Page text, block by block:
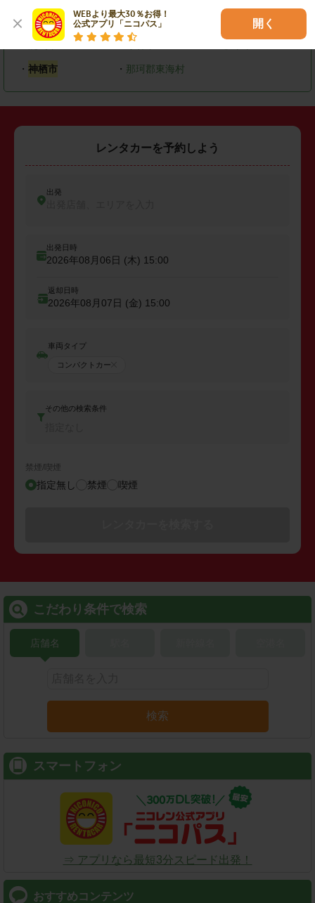
WEBより最大30％お得！
公式アプリ「ニコパス」
開く
・ 笠間市 ・取手市 つくば市
・ 守谷市
・ 神栖市 ・ 那珂郡東海村
レンタカーを予約しよう
出発
出発日時
2026年08月06日 (木) 15:00
返却日時
2026年08月07日 (金) 15:00
車両タイプ
コンパクトカー
その他の検索条件
禁煙/喫煙
指定無し 禁煙 喫煙
こだわり条件で検索
店舗名
検索
スマートフォン
⇒ アプリなら最短3分スピード出発！
おすすめコンテンツ